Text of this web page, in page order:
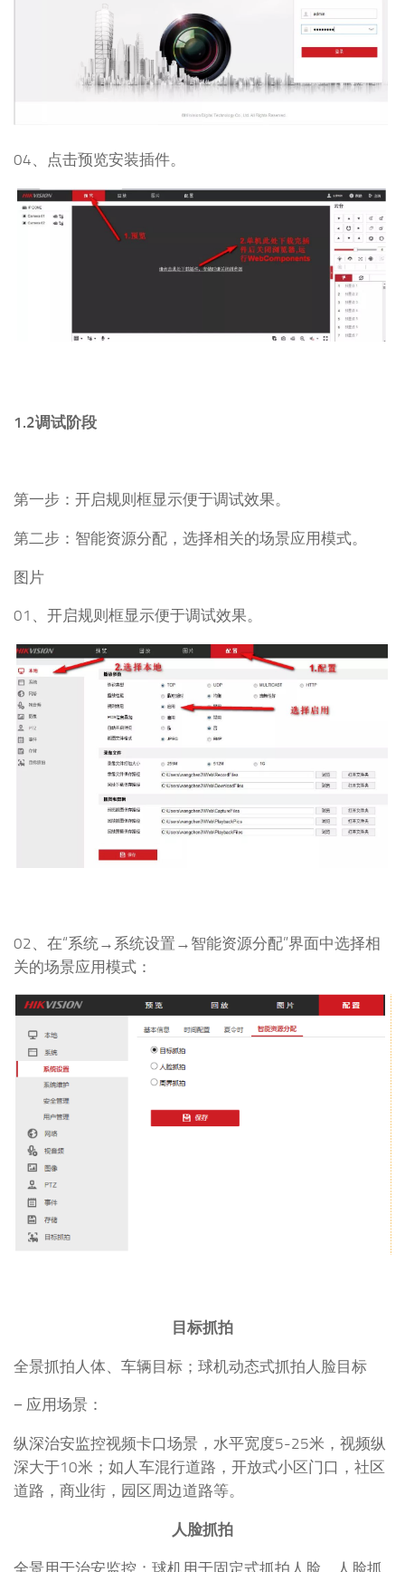
04、点击预览安装插件。
1.2调试阶段
第一步：开启规则框显示便于调试效果。
第二步：智能资源分配，选择相关的场景应用模式。
图片
01、开启规则框显示便于调试效果。
02、在“系统→系统设置→智能资源分配”界面中选择相
关的场景应用模式：
目标抓拍
全景抓拍人体、车辆目标；球机动态式抓拍人脸目标
− 应用场景：
纵深治安监控视频卡口场景，水平宽度5-25米，视频纵
深大于10米；如人车混行道路，开放式小区门口，社区
道路，商业街，园区周边道路等。
人脸抓拍
全景用于治安监控；球机用于固定式抓拍人脸，人脸抓